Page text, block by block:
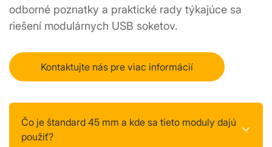
odborné poznatky a praktické rady týkajúce sa
riešení modulárnych USB soketov.
Kontaktujte nás pre viac informácií
Čo je štandard 45 mm a kde sa tieto moduly dajú
použiť?